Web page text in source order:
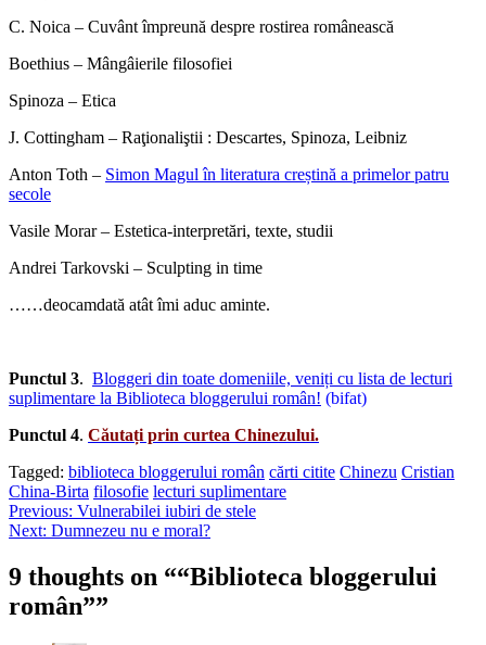
C. Noica – Cuvânt împreună despre rostirea românească
Boethius – Mângâierile filosofiei
Spinoza – Etica
J. Cottingham – Raţionaliştii : Descartes, Spinoza, Leibniz
Anton Toth – Simon Magul în literatura creștină a primelor patru
secole
Vasile Morar – Estetica-interpretări, texte, studii
Andrei Tarkovski – Sculpting in time
……deocamdată atât îmi aduc aminte.
Punctul 3. Bloggeri din toate domeniile, veniți cu lista de lecturi
suplimentare la Biblioteca bloggerului român! (bifat)
Punctul 4. Căutați prin curtea Chinezului.
Tagged: biblioteca bloggerului român cărti citite Chinezu Cristian
China-Birta filosofie lecturi suplimentare
Post
navigation
Previous: Vulnerabilei iubiri de stele
Next: Dumnezeu nu e moral?
9 thoughts on ““Biblioteca bloggerului
român””